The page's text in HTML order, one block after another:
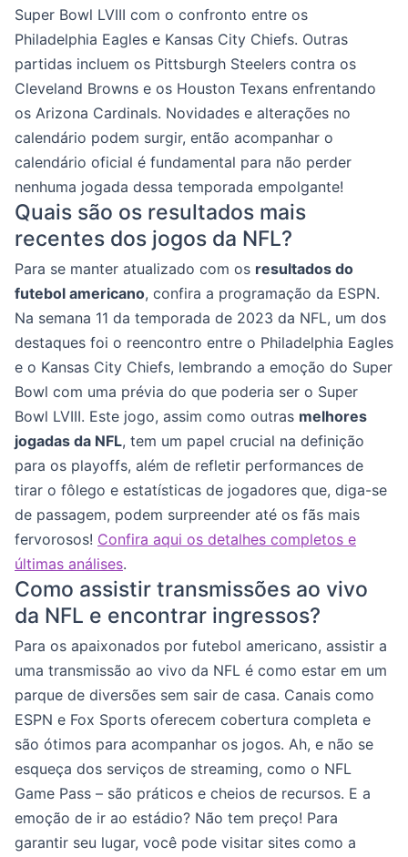
Super Bowl LVIII com o confronto entre os
Philadelphia Eagles e Kansas City Chiefs. Outras
partidas incluem os Pittsburgh Steelers contra os
Cleveland Browns e os Houston Texans enfrentando
os Arizona Cardinals. Novidades e alterações no
calendário podem surgir, então acompanhar o
calendário oficial é fundamental para não perder
nenhuma jogada dessa temporada empolgante!
Quais são os resultados mais
recentes dos jogos da NFL?
Para se manter atualizado com os resultados do
futebol americano, confira a programação da ESPN.
Na semana 11 da temporada de 2023 da NFL, um dos
destaques foi o reencontro entre o Philadelphia Eagles
e o Kansas City Chiefs, lembrando a emoção do Super
Bowl com uma prévia do que poderia ser o Super
Bowl LVIII. Este jogo, assim como outras melhores
jogadas da NFL, tem um papel crucial na definição
para os playoffs, além de refletir performances de
tirar o fôlego e estatísticas de jogadores que, diga-se
de passagem, podem surpreender até os fãs mais
fervorosos! Confira aqui os detalhes completos e
últimas análises.
Como assistir transmissões ao vivo
da NFL e encontrar ingressos?
Para os apaixonados por futebol americano, assistir a
uma transmissão ao vivo da NFL é como estar em um
parque de diversões sem sair de casa. Canais como
ESPN e Fox Sports oferecem cobertura completa e
são ótimos para acompanhar os jogos. Ah, e não se
esqueça dos serviços de streaming, como o NFL
Game Pass – são práticos e cheios de recursos. E a
emoção de ir ao estádio? Não tem preço! Para
garantir seu lugar, você pode visitar sites como a